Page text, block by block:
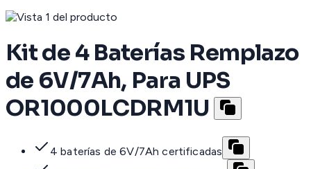
Kit de 4 Baterías Remplazo
de 6V/7Ah, Para UPS
OR1000LCDRM1U
4 baterías de 6V/7Ah certificadas